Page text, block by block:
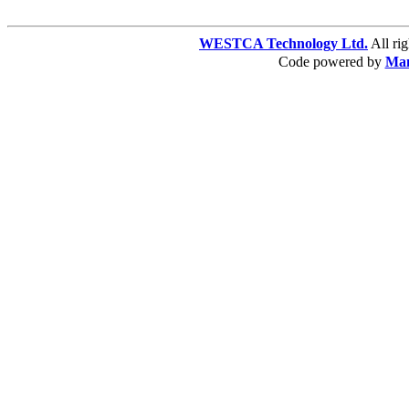
WESTCA Technology Ltd. All
Code powered by